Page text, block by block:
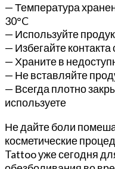
— Температура
30°C
— Используйте
— Избегайте контакта
— Храните в
— Не вставляйте
— Всегда плотно
используете
Не дайте боли
косметические
Tattoo уже сегодня